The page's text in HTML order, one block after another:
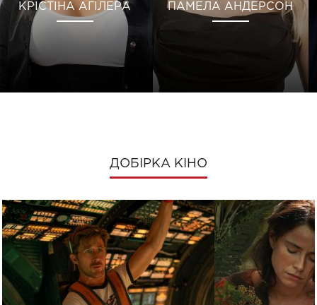
КРІСТІНА АГІЛЕРА ПАМЕЛА АНДЕРСОН
ДОБІРКА КІНО